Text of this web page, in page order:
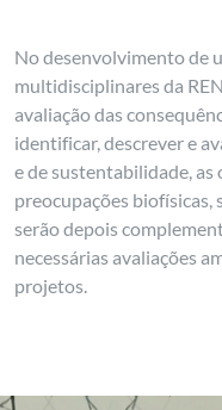
No desenvolvimento de
multidisciplinares da
avaliação das
identificar, descrever e
e de sustentabilidade, as
preocupações biofísicas,
serão depois
necessárias avaliações
projetos.